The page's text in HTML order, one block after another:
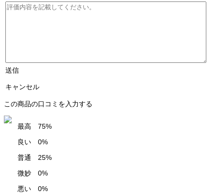
送信
キャンセル
この商品の口コミを入力する
最高 75%
良い 0%
普通 25%
微妙 0%
悪い 0%